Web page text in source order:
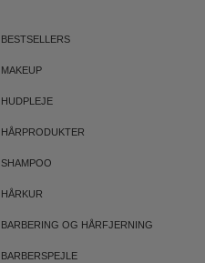
BESTSELLERS
MAKEUP
HUDPLEJE
HÅRPRODUKTER
SHAMPOO
HÅRKUR
BARBERING OG HÅRFJERNING
BARBERSPEJLE